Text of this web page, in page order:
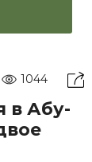
1044
в Абу-